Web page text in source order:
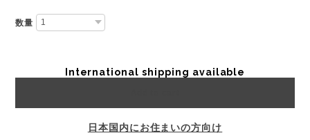
数量
International shipping available
日本国内にお住まいの方向け